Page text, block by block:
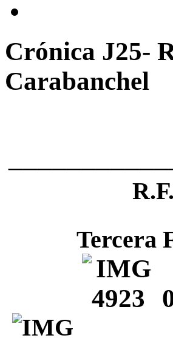
Crónica J25-
Carabanchel
Tercera